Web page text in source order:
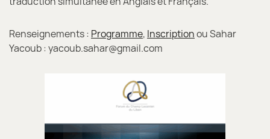
Renseignements : Programme, Inscriptionou Sahar
Yacoub : yacoub.sahar@gmail.com